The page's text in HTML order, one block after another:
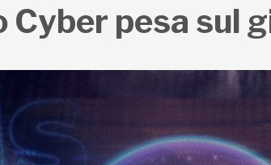
Cyber pesa sul